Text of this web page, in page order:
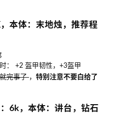
本体：末地烛，推荐程
： +2 盔甲韧性，+3盔甲
完事了， 特别注意不要白给了
6k，本体：讲台，钻石